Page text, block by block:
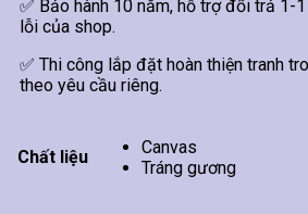
✅ Bảo hành 10 năm, hỗ trợ đổi trả 1-
lỗi của shop.
✅ Thi công lắp đặt hoàn thiện tranh
theo yêu cầu riêng.
Chất liệu
Canvas
Tráng gương